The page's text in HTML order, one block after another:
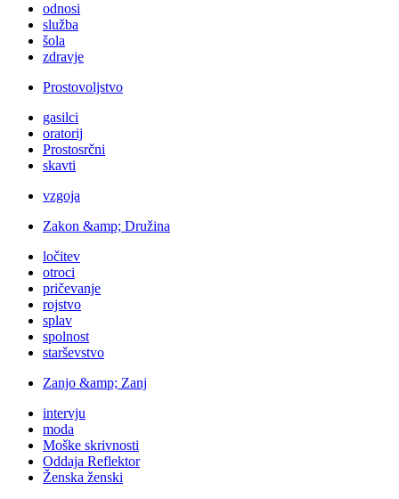
odnosi
služba
šola
zdravje
Prostovoljstvo
gasilci
oratorij
Prostosrčni
skavti
vzgoja
Zakon &amp; Družina
ločitev
otroci
pričevanje
rojstvo
splav
spolnost
starševstvo
Zanjo &amp; Zanj
intervju
moda
Moške skrivnosti
Oddaja Reflektor
Ženska ženski